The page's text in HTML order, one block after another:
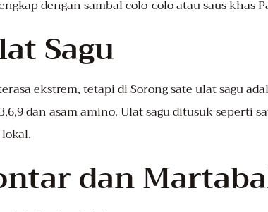
dengan sambal colo-colo atau saus khas
Sagu
ekstrem, tetapi di Sorong sate ulat sagu
dan asam amino. Ulat sagu ditusuk seperti
dan